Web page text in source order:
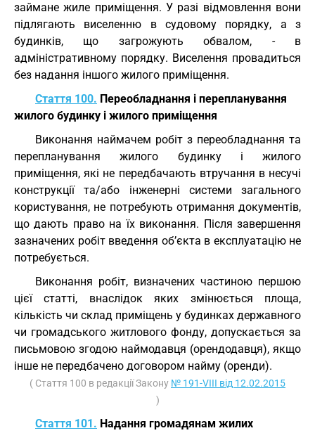
займане жиле приміщення. У разі відмовлення вони
підлягають виселенню в судовому порядку, а з
будинків, що загрожують обвалом, - в
адміністративному порядку. Виселення провадиться
без надання іншого жилого приміщення.
Стаття 100. Переобладнання і перепланування
жилого будинку і жилого приміщення
Виконання наймачем робіт з переобладнання та
перепланування жилого будинку і жилого
приміщення, які не передбачають втручання в несучі
конструкції та/або інженерні системи загального
користування, не потребують отримання документів,
що дають право на їх виконання. Після завершення
зазначених робіт введення об’єкта в експлуатацію не
потребується.
Виконання робіт, визначених частиною першою
цієї статті, внаслідок яких змінюється площа,
кількість чи склад приміщень у будинках державного
чи громадського житлового фонду, допускається за
письмовою згодою наймодавця (орендодавця), якщо
інше не передбачено договором найму (оренди).
( Стаття 100 в редакції Закону № 191-VIII від 12.02.2015
)
Стаття 101. Надання громадянам жилих